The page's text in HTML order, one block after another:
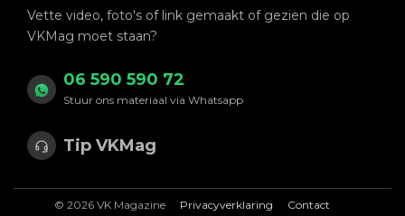
Vette video, foto's of link gemaakt of gezien die op
VKMag moet staan?
06 590 590 72
Stuur ons materiaal via Whatsapp
Tip VKMag
© 2026 VK Magazine Privacyverklaring Contact